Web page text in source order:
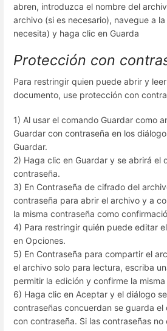
abren, introduzca el nombre del
archivo (si es necesario), navegue a
necesita) y haga clic en Guarda
Protección con
Para restringir quien puede abrir y
documento, use protección con
1) Al usar el comando Guardar como
Guardar con contraseña en los
Guardar.
2) Haga clic en Guardar y se abrirá el
contraseña.
3) En Contraseña de cifrado del
contraseña para abrir el archivo y a
la misma contraseña como
4) Para restringir quién puede editar
en Opciones.
5) En Contraseña para compartir el
el archivo solo para lectura, escriba
permitir la edición y confirme la
6) Haga clic en Aceptar y el diálogo
contraseñas concuerdan se guarda
con contraseña. Si las contraseñas